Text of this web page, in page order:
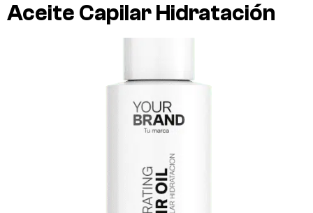
Aceite Capilar Hidratación